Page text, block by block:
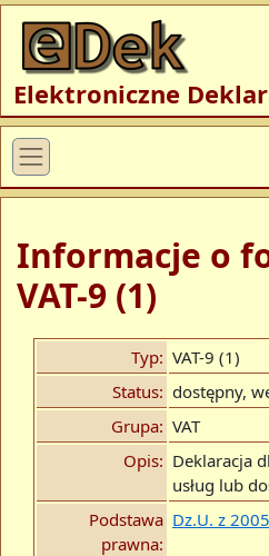
Elektroniczne
Informacje o
VAT-9 (1)
Typ: VAT-9 (1)
Status: dostępny,
Grupa: VAT
Opis: Deklaracja
usług lub
Podstawa
prawna:
Dz.U. z